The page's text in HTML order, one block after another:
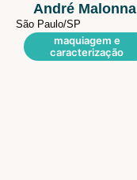
André Malonna
São Paulo/SP
maquiagem e
caracterização